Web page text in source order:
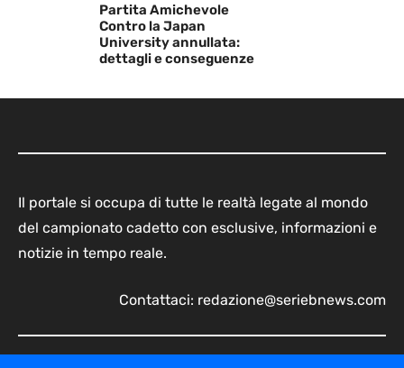
Partita Amichevole
Contro la Japan
University annullata:
dettagli e conseguenze
Il portale si occupa di tutte le realtà legate al mondo
del campionato cadetto con esclusive, informazioni e
notizie in tempo reale.
Contattaci: redazione@seriebnews.com